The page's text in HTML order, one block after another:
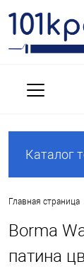
Каталог
Главная страница
Borma
патина